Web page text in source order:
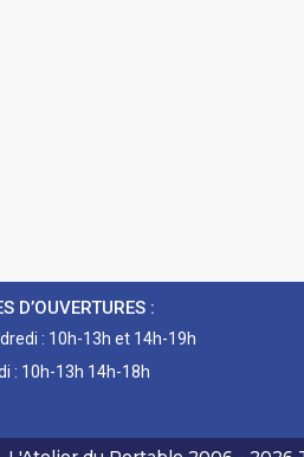
D’OUVERTURES :
: 10h-13h et 14h-19h
: 10h-13h 14h-18h